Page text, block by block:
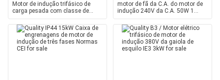
Motor de indução trifásico de
carga pesada com classe de
proteção IP44/IP54/IP55
motor de fã da C.A. do motor de
indução 240V da C.A. 50W 1
motor de indução da fase